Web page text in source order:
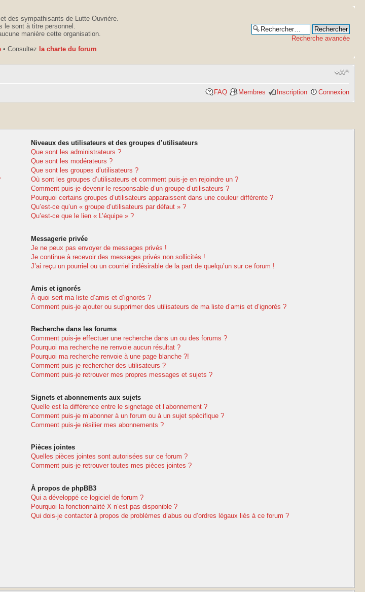
des sympathisants de Lutte Ouvrière.
le sont à titre personnel.
manière cette organisation.
• Consultez la charte du forum
Recherche avancée
FAQ Membres Inscription Connexion
Niveaux des utilisateurs et des groupes d’utilisateurs
Que sont les administrateurs ?
Que sont les modérateurs ?
Que sont les groupes d’utilisateurs ?
Où sont les groupes d’utilisateurs et comment puis-je en rejoindre un ?
Comment puis-je devenir le responsable d’un groupe d’utilisateurs ?
Pourquoi certains groupes d’utilisateurs apparaissent dans une couleur différente ?
Qu’est-ce qu’un « groupe d’utilisateurs par défaut » ?
Qu’est-ce que le lien « L’équipe » ?
Messagerie privée
Je ne peux pas envoyer de messages privés !
Je continue à recevoir des messages privés non sollicités !
J’ai reçu un pourriel ou un courriel indésirable de la part de quelqu’un sur ce forum !
Amis et ignorés
À quoi sert ma liste d’amis et d’ignorés ?
Comment puis-je ajouter ou supprimer des utilisateurs de ma liste d’amis et d’ignorés ?
Recherche dans les forums
Comment puis-je effectuer une recherche dans un ou des forums ?
Pourquoi ma recherche ne renvoie aucun résultat ?
Pourquoi ma recherche renvoie à une page blanche ?!
Comment puis-je rechercher des utilisateurs ?
Comment puis-je retrouver mes propres messages et sujets ?
Signets et abonnements aux sujets
Quelle est la différence entre le signetage et l’abonnement ?
Comment puis-je m’abonner à un forum ou à un sujet spécifique ?
Comment puis-je résilier mes abonnements ?
Pièces jointes
Quelles pièces jointes sont autorisées sur ce forum ?
Comment puis-je retrouver toutes mes pièces jointes ?
À propos de phpBB3
Qui a développé ce logiciel de forum ?
Pourquoi la fonctionnalité X n’est pas disponible ?
Qui dois-je contacter à propos de problèmes d’abus ou d’ordres légaux liés à ce forum ?